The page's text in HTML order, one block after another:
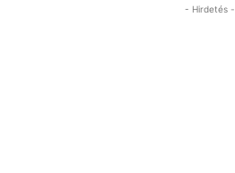
- Hirdetés -